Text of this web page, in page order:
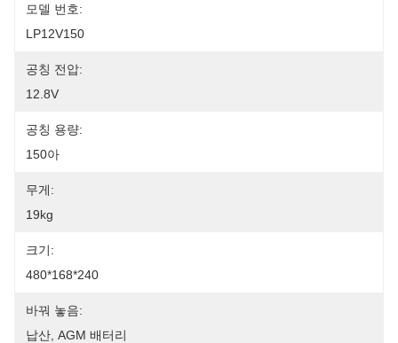
모델 번호:
LP12V150
공칭 전압:
12.8V
공칭 용량:
150아
무게:
19kg
크기:
480*168*240
바꿔 놓음:
납산, AGM 배터리